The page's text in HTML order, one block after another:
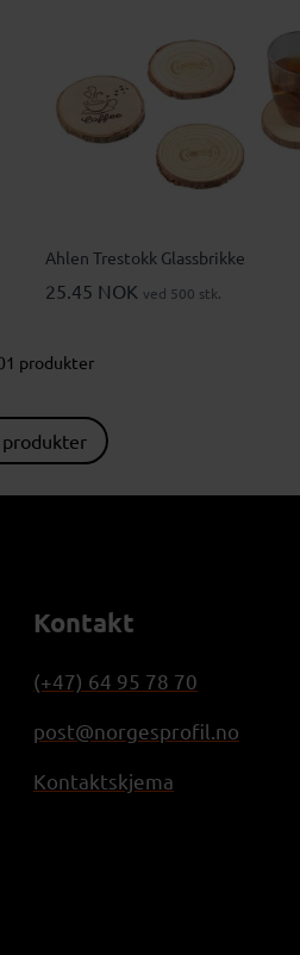
Ahlen Trestokk Glassbrikke
25.45 NOK ved 500 stk.
produkter
Kontakt
(+47) 64 95 78 70
post@norgesprofil.no
Kontaktskjema